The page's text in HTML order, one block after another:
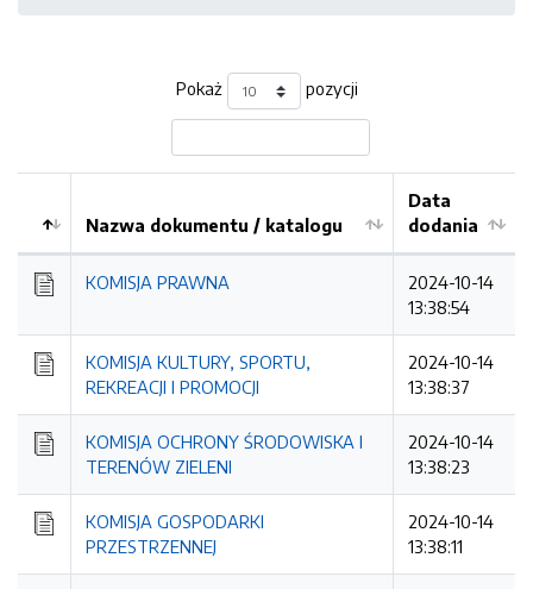
Pokaż pozycji
Kolejność
Nazwa dokumentu / katalogu
Data
dodania
KOMISJA PRAWNA
2024-10-14
13:38:54
KOMISJA KULTURY, SPORTU,
REKREACJI I PROMOCJI
2024-10-14
13:38:37
KOMISJA OCHRONY ŚRODOWISKA I
TERENÓW ZIELENI
2024-10-14
13:38:23
KOMISJA GOSPODARKI
PRZESTRZENNEJ
2024-10-14
13:38:11